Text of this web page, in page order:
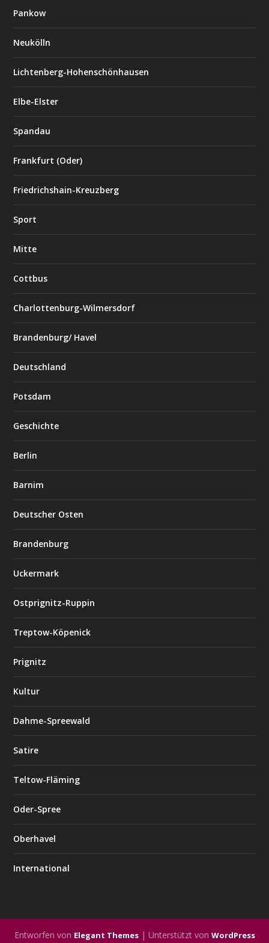
Pankow
Neukölln
Lichtenberg-Hohenschönhausen
Elbe-Elster
Spandau
Frankfurt (Oder)
Friedrichshain-Kreuzberg
Sport
Mitte
Cottbus
Charlottenburg-Wilmersdorf
Brandenburg/ Havel
Deutschland
Potsdam
Geschichte
Berlin
Barnim
Deutscher Osten
Brandenburg
Uckermark
Ostprignitz-Ruppin
Treptow-Köpenick
Prignitz
Kultur
Dahme-Spreewald
Satire
Teltow-Fläming
Oder-Spree
Oberhavel
International
Entworfen von Elegant Themes| Unterstützt von WordPress